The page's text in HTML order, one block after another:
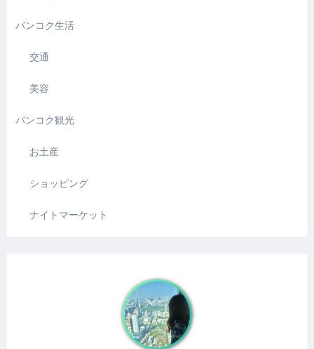
バンコク生活
交通
美容
バンコク観光
お土産
ショッピング
ナイトマーケット